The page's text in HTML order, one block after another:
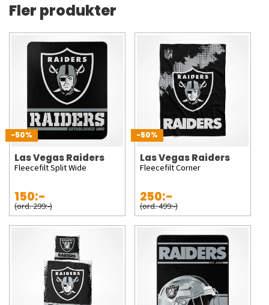
Fler produkter
-50%
Las Vegas Raiders
Fleecefilt Split Wide
150:-
(ord. 299:-)
-50%
Las Vegas Raiders
Fleecefilt Corner
250:-
(ord. 499:-)